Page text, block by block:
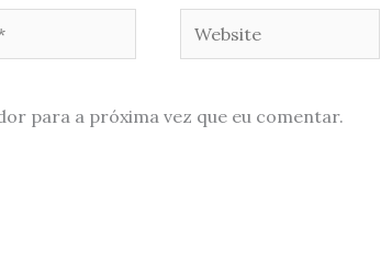
Website
para a próxima vez que eu comentar.